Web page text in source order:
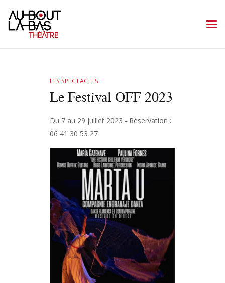
Accueil
La programmation
Plan d’accès
Contact/réservation
Archives
LES SPECTACLES
Le Festival OFF 2023
Du 7 au 29 juillet 2023 - Réservation :
06 41 30 53 27